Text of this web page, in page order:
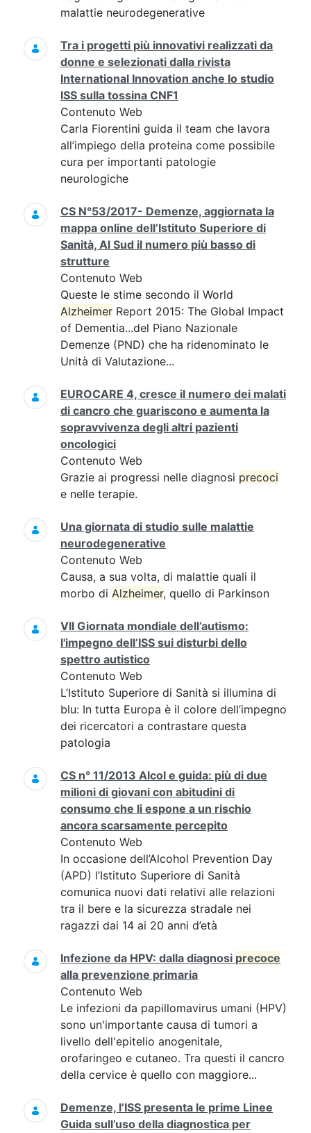
malattie neurodegenerative
Tra i progetti più innovativi realizzati da
donne e selezionati dalla rivista
International Innovation anche lo studio
ISS sulla tossina CNF1
Contenuto Web
Carla Fiorentini guida il team che lavora
all’impiego della proteina come possibile
cura per importanti patologie
neurologiche
CS N°53/2017- Demenze, aggiornata la
mappa online dell’Istituto Superiore di
Sanità, Al Sud il numero più basso di
strutture
Contenuto Web
Queste le stime secondo il World
Alzheimer Report 2015: The Global Impact
of Dementia...del Piano Nazionale
Demenze (PND) che ha ridenominato le
Unità di Valutazione...
EUROCARE 4, cresce il numero dei malati
di cancro che guariscono e aumenta la
sopravvivenza degli altri pazienti
oncologici
Contenuto Web
Grazie ai progressi nelle diagnosi precoci
e nelle terapie.
Una giornata di studio sulle malattie
neurodegenerative
Contenuto Web
Causa, a sua volta, di malattie quali il
morbo di Alzheimer, quello di Parkinson
VII Giornata mondiale dell’autismo:
l'impegno dell’ISS sui disturbi dello
spettro autistico
Contenuto Web
L’Istituto Superiore di Sanità si illumina di
blu: In tutta Europa è il colore dell’impegno
dei ricercatori a contrastare questa
patologia
CS n° 11/2013 Alcol e guida: più di due
milioni di giovani con abitudini di
consumo che li espone a un rischio
ancora scarsamente percepito
Contenuto Web
In occasione dell’Alcohol Prevention Day
(APD) l’Istituto Superiore di Sanità
comunica nuovi dati relativi alle relazioni
tra il bere e la sicurezza stradale nei
ragazzi dai 14 ai 20 anni d’età
Infezione da HPV: dalla diagnosi precoce
alla prevenzione primaria
Contenuto Web
Le infezioni da papillomavirus umani (HPV)
sono un'importante causa di tumori a
livello dell'epitelio anogenitale,
orofaringeo e cutaneo. Tra questi il cancro
della cervice è quello con maggiore...
Demenze, l’ISS presenta le prime Linee
Guida sull’uso della diagnostica per